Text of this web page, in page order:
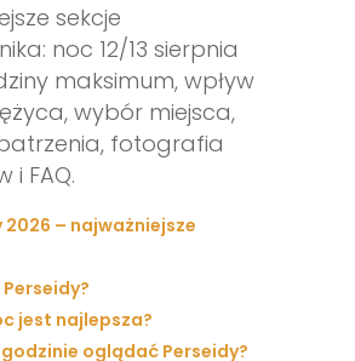
sekcje
noc 12/13 sierpnia
maksimum, wpływ
wybór miejsca,
fotografia
i FAQ.
2026 – najważniejsze
jest najlepsza?
oglądać Perseidy?